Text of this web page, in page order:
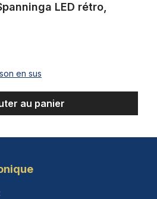
LED rétro,
en sus
au panier